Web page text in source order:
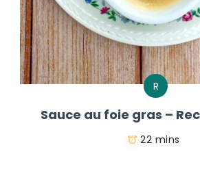
R
Sauce au foie gras –
22 mins